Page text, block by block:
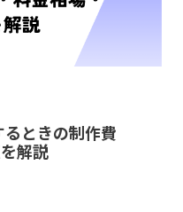
ときの制作費
解説